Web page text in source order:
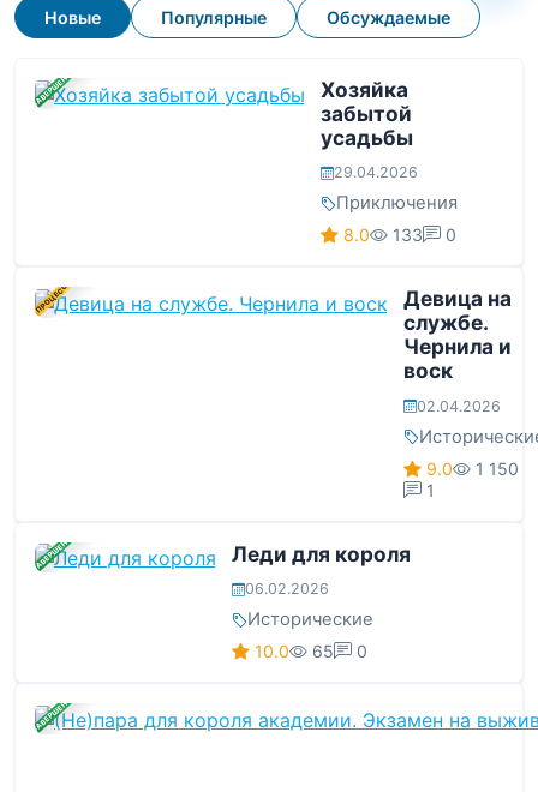
Новые Популярные Обсуждаемые
ЗАВЕРШЕНА
Хозяйка
забытой
усадьбы
29.04.2026
Приключения
8.0 133 0
В ПРОЦЕССЕ
Девица на
службе.
Чернила и
воск
02.04.2026
9.0
1 150
1
ЗАВЕРШЕНА Леди для короля
06.02.2026
Исторические
10.0 65 0
ЗАВЕРШЕНА